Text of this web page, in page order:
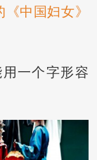
中国妇女》
一个字形容